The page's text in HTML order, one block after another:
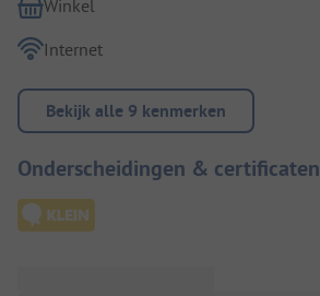
Winkel
Internet
Bekijk alle 9 kenmerken
Onderscheidingen & certificaten